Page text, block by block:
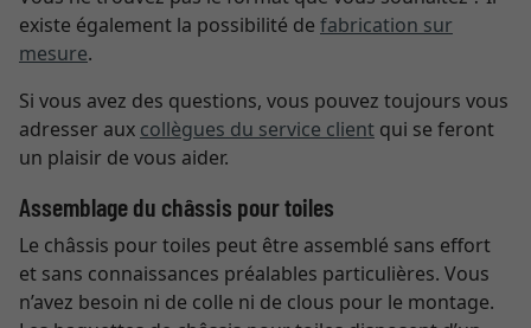
existe également la possibilité de fabrication sur
mesure.
Si vous avez des questions, vous pouvez toujours vous
adresser aux collègues du service client qui se feront
un plaisir de vous aider.
Assemblage du châssis pour toiles
Le châssis pour toiles peut être assemblé sans effort
et sans connaissances préalables particulières. Vous
n’avez besoin ni de colle ni de clous pour le montage.